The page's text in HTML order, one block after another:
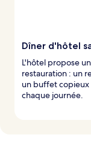
Dîner d'hôtel
L'hôtel propose
restauration : un
un buffet
chaque journée.